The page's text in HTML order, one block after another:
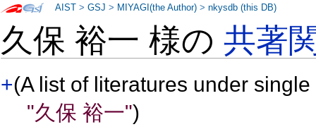
久保 裕一 様の共著
+(A list of literatures under
"久保 裕一")
AIST >GSJ > MIYAGI(the Author) >nkysdb (this DB)